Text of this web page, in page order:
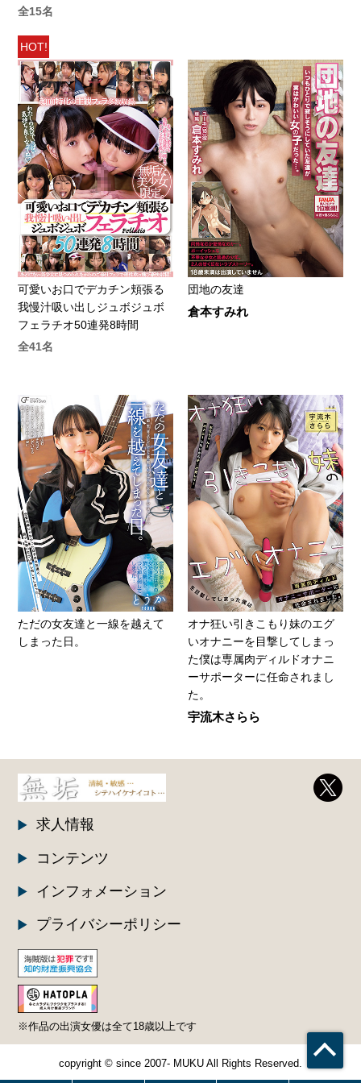
全15名
HOT!
可愛いお口でデカチン頬張る
我慢汁吸い出しジュボジュボ
フェラチオ50連発8時間
全41名
団地の友達
倉本すみれ
ただの女友達と一線を越えて
しまった日。
オナ狂い引きこもり妹のエグ
いオナニーを目撃してしまっ
た僕は専属肉ディルドオナニ
ーサポーターに任命されまし
た。
宇流木さらら
求人情報
コンテンツ
インフォメーション
プライバシーポリシー
※作品の出演女優は全て18歳以上です
copyright © since 2007- MUKU All Rights Reserved.